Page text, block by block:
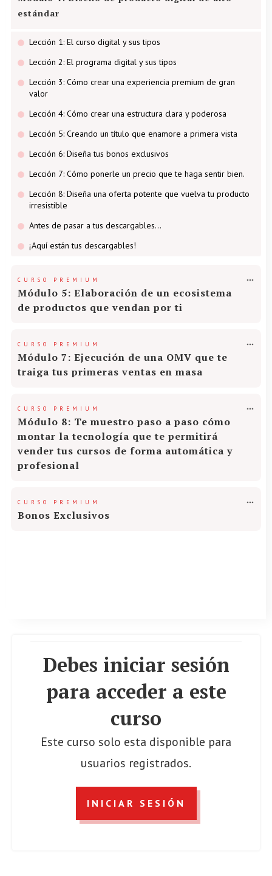
Debes iniciar sesión
para acceder a este
curso
Este curso solo esta disponible para
usuarios registrados.
INICIAR SESIÓN
estándar
Lección 1: El curso digital y sus tipos
Lección 2: El programa digital y sus tipos
Lección 3: Cómo crear una experiencia premium de gran
valor
Lección 4: Cómo crear una estructura clara y poderosa
Lección 5: Creando un título que enamore a primera vista
Lección 6: Diseña tus bonos exclusivos
Lección 7: Cómo ponerle un precio que te haga sentir bien.
Lección 8: Diseña una oferta potente que vuelva tu producto
irresistible
Antes de pasar a tus descargables…
¡Aquí están tus descargables!
CURSO PREMIUM
Módulo 5: Elaboración de un ecosistema
de productos que vendan por ti
CURSO PREMIUM
Módulo 7: Ejecución de una OMV que te
traiga tus primeras ventas en masa
CURSO PREMIUM
Módulo 8: Te muestro paso a paso cómo
montar la tecnología que te permitirá
vender tus cursos de forma automática y
profesional
CURSO PREMIUM
Bonos Exclusivos